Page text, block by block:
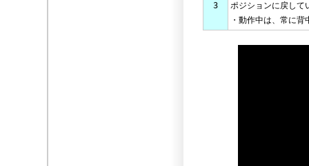
3
ポジションに戻して
・動作中は、常に